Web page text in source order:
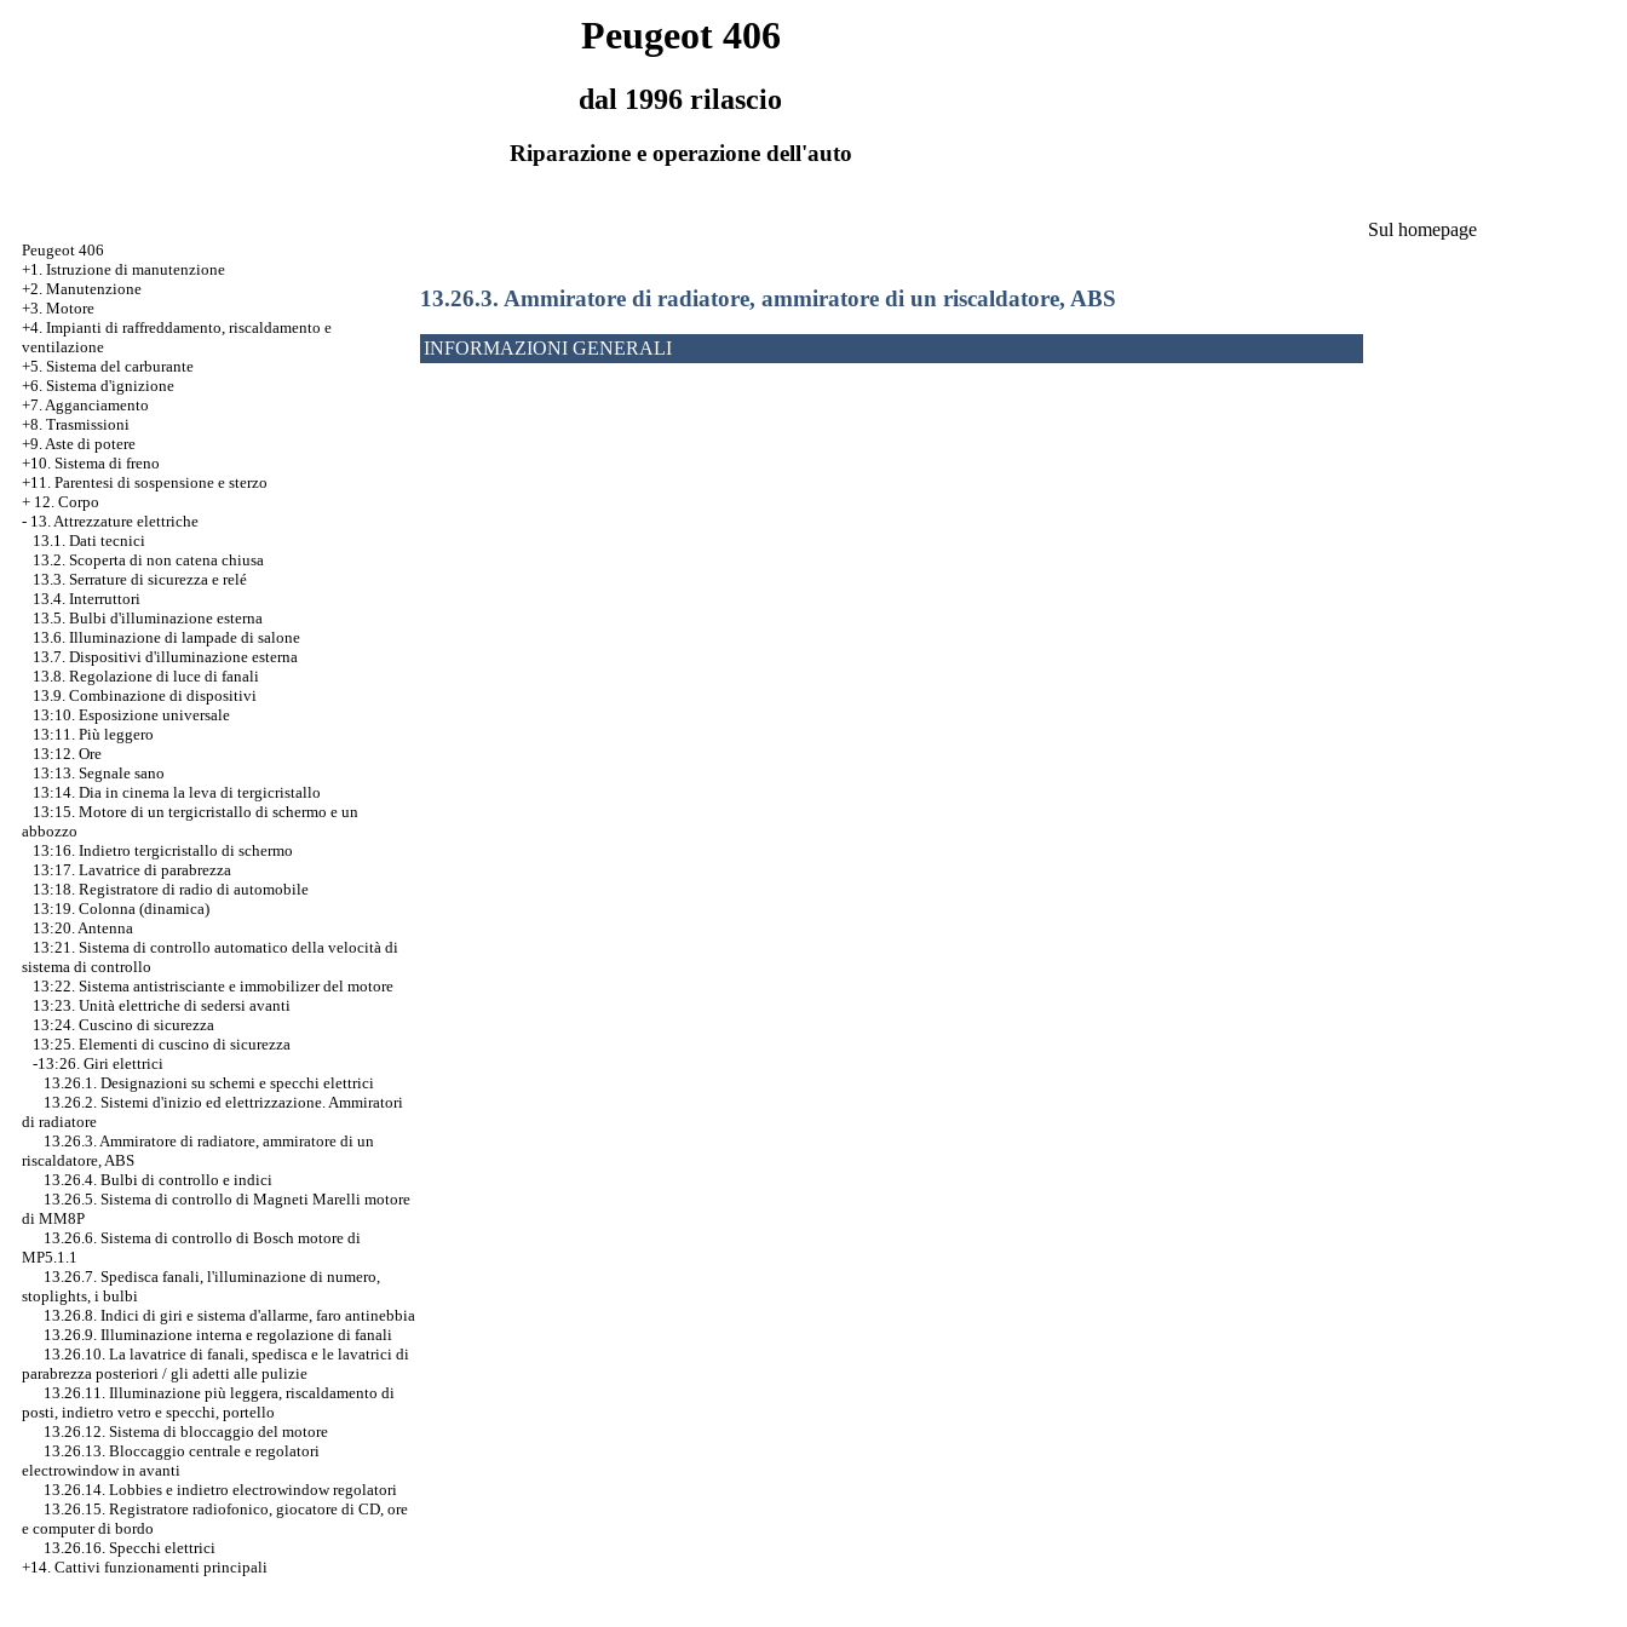
Peugeot 406
dal 1996 rilascio
Riparazione e operazione dell'auto
Peugeot 406
+1. Istruzione di manutenzione
+2. Manutenzione
+3. Motore
+4. Impianti di raffreddamento, riscaldamento e
ventilazione
+5. Sistema del carburante
+6. Sistema d'ignizione
+7. Agganciamento
+8. Trasmissioni
+9. Aste di potere
+10. Sistema di freno
+11. Parentesi di sospensione e sterzo
+ 12. Corpo
- 13. Attrezzature elettriche
13.1. Dati tecnici
13.2. Scoperta di non catena chiusa
13.3. Serrature di sicurezza e relé
13.4. Interruttori
13.5. Bulbi d'illuminazione esterna
13.6. Illuminazione di lampade di salone
13.7. Dispositivi d'illuminazione esterna
13.8. Regolazione di luce di fanali
13.9. Combinazione di dispositivi
13:10. Esposizione universale
13:11. Più leggero
13:12. Ore
13:13. Segnale sano
13:14. Dia in cinema la leva di tergicristallo
13:15. Motore di un tergicristallo di schermo e un
abbozzo
13:16. Indietro tergicristallo di schermo
13:17. Lavatrice di parabrezza
13:18. Registratore di radio di automobile
13:19. Colonna (dinamica)
13:20. Antenna
13:21. Sistema di controllo automatico della velocità di
sistema di controllo
13:22. Sistema antistrisciante e immobilizer del motore
13:23. Unità elettriche di sedersi avanti
13:24. Cuscino di sicurezza
13:25. Elementi di cuscino di sicurezza
-13:26. Giri elettrici
13.26.1. Designazioni su schemi e specchi elettrici
13.26.2. Sistemi d'inizio ed elettrizzazione. Ammiratori
di radiatore
13.26.3. Ammiratore di radiatore, ammiratore di un
riscaldatore, ABS
13.26.4. Bulbi di controllo e indici
13.26.5. Sistema di controllo di Magneti Marelli motore
di MM8P
13.26.6. Sistema di controllo di Bosch motore di
MP5.1.1
13.26.7. Spedisca fanali, l'illuminazione di numero,
stoplights, i bulbi
13.26.8. Indici di giri e sistema d'allarme, faro antinebbia
13.26.9. Illuminazione interna e regolazione di fanali
13.26.10. La lavatrice di fanali, spedisca e le lavatrici di
parabrezza posteriori / gli adetti alle pulizie
13.26.11. Illuminazione più leggera, riscaldamento di
posti, indietro vetro e specchi, portello
13.26.12. Sistema di bloccaggio del motore
13.26.13. Bloccaggio centrale e regolatori
electrowindow in avanti
13.26.14. Lobbies e indietro electrowindow regolatori
13.26.15. Registratore radiofonico, giocatore di CD, ore
e computer di bordo
13.26.16. Specchi elettrici
+14. Cattivi funzionamenti principali
13.26.3. Ammiratore di radiatore, ammiratore di un riscaldatore, ABS
INFORMAZIONI GENERALI
Sul homepage